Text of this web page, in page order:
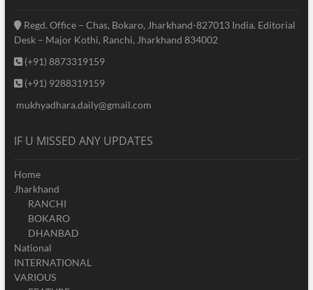
Regd. Office – Chas, Bokaro, Jharkhand-827013 India. Editorial
Desk – Major Kothi, Ranchi, Jharkhand 834002
(+91) 8873319159
(+91) 9288319159
mukhyadhara.daily@gmail.com
IF U MISSED ANY UPDATES
Home
Jharkhand
RANCHI
BOKARO
DHANBAD
National
INTERNATIONAL
VARIOUS